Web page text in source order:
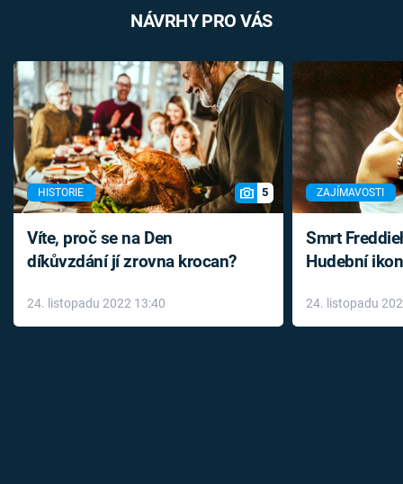
NÁVRHY PRO VÁS
HISTORIE 5
Víte, proč se na Den
díkůvzdání jí zrovna krocan?
24. listopadu 2022 13:40
ZAJÍMAVOSTI
Smrt
Hudební
léky
24. listopadu